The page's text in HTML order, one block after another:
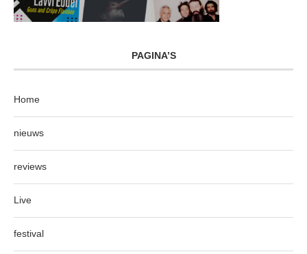
PAGINA’S
Home
nieuws
reviews
Live
festival